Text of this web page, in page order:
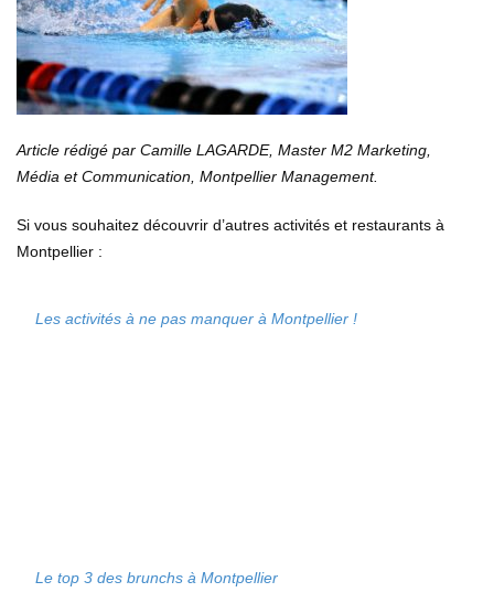
Article rédigé par Camille LAGARDE, Master M2 Marketing,
Média et Communication, Montpellier Management.
Si vous souhaitez découvrir d’autres activités et restaurants à
Montpellier :
Les activités à ne pas manquer à Montpellier !
Le top 3 des brunchs à Montpellier